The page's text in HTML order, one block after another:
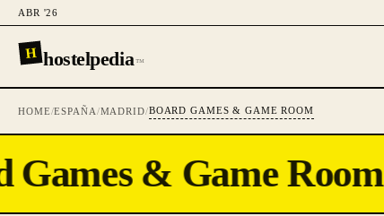
ABR '26
H hostelpedia™
HOME/ESPAÑA/MADRID/BOARD GAMES & GAME ROOM
& Game Room✻